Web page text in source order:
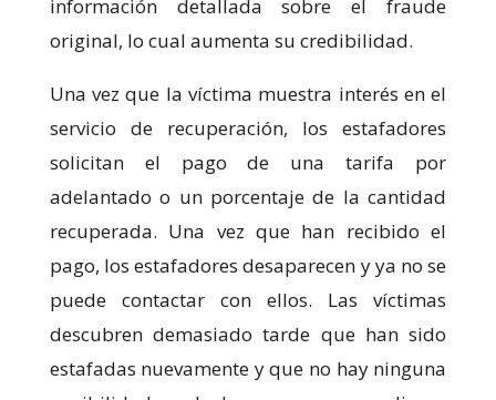
información detallada sobre el fraude
original, lo cual aumenta su credibilidad.
Una vez que la víctima muestra interés en el
servicio de recuperación, los estafadores
solicitan el pago de una tarifa por
adelantado o un porcentaje de la cantidad
recuperada. Una vez que han recibido el
pago, los estafadores desaparecen y ya no se
puede contactar con ellos. Las víctimas
descubren demasiado tarde que han sido
estafadas nuevamente y que no hay ninguna